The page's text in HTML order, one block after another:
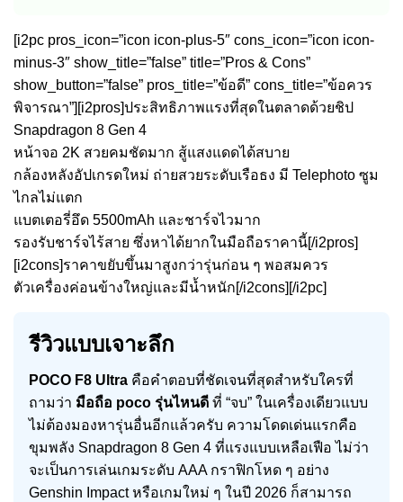
[i2pc pros_icon=”icon icon-plus-5″ cons_icon=”icon icon-
minus-3″ show_title=”false” title=”Pros & Cons”
show_button=”false” pros_title=”ข้อดี” cons_title=”ข้อควร
พิจารณา”][i2pros]ประสิทธิภาพแรงที่สุดในตลาดด้วยชิป
Snapdragon 8 Gen 4
หน้าจอ 2K สวยคมชัดมาก สู้แสงแดดได้สบาย
กล้องหลังอัปเกรดใหม่ ถ่ายสวยระดับเรือธง มี Telephoto ซูม
ไกลไม่แตก
แบตเตอรี่อึด 5500mAh และชาร์จไวมาก
รองรับชาร์จไร้สาย ซึ่งหาได้ยากในมือถือราคานี้[/i2pros]
[i2cons]ราคาขยับขึ้นมาสูงกว่ารุ่นก่อน ๆ พอสมควร
ตัวเครื่องค่อนข้างใหญ่และมีน้ำหนัก[/i2cons][/i2pc]
รีวิวแบบเจาะลึก
POCO F8 Ultra คือคำตอบที่ชัดเจนที่สุดสำหรับใครที่
ถามว่า มือถือ poco รุ่นไหนดี ที่ “จบ” ในเครื่องเดียวแบบ
ไม่ต้องมองหารุ่นอื่นอีกแล้วครับ ความโดดเด่นแรกคือ
ขุมพลัง Snapdragon 8 Gen 4 ที่แรงแบบเหลือเฟือ ไม่ว่า
จะเป็นการเล่นเกมระดับ AAA กราฟิกโหด ๆ อย่าง
Genshin Impact หรือเกมใหม่ ๆ ในปี 2026 ก็สามารถ